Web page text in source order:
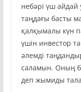
небәрі үш айдай
таңдағы басты
қалқымалы күн
үшін инвестор
әлемді
саламын. Оның
деп жымиды